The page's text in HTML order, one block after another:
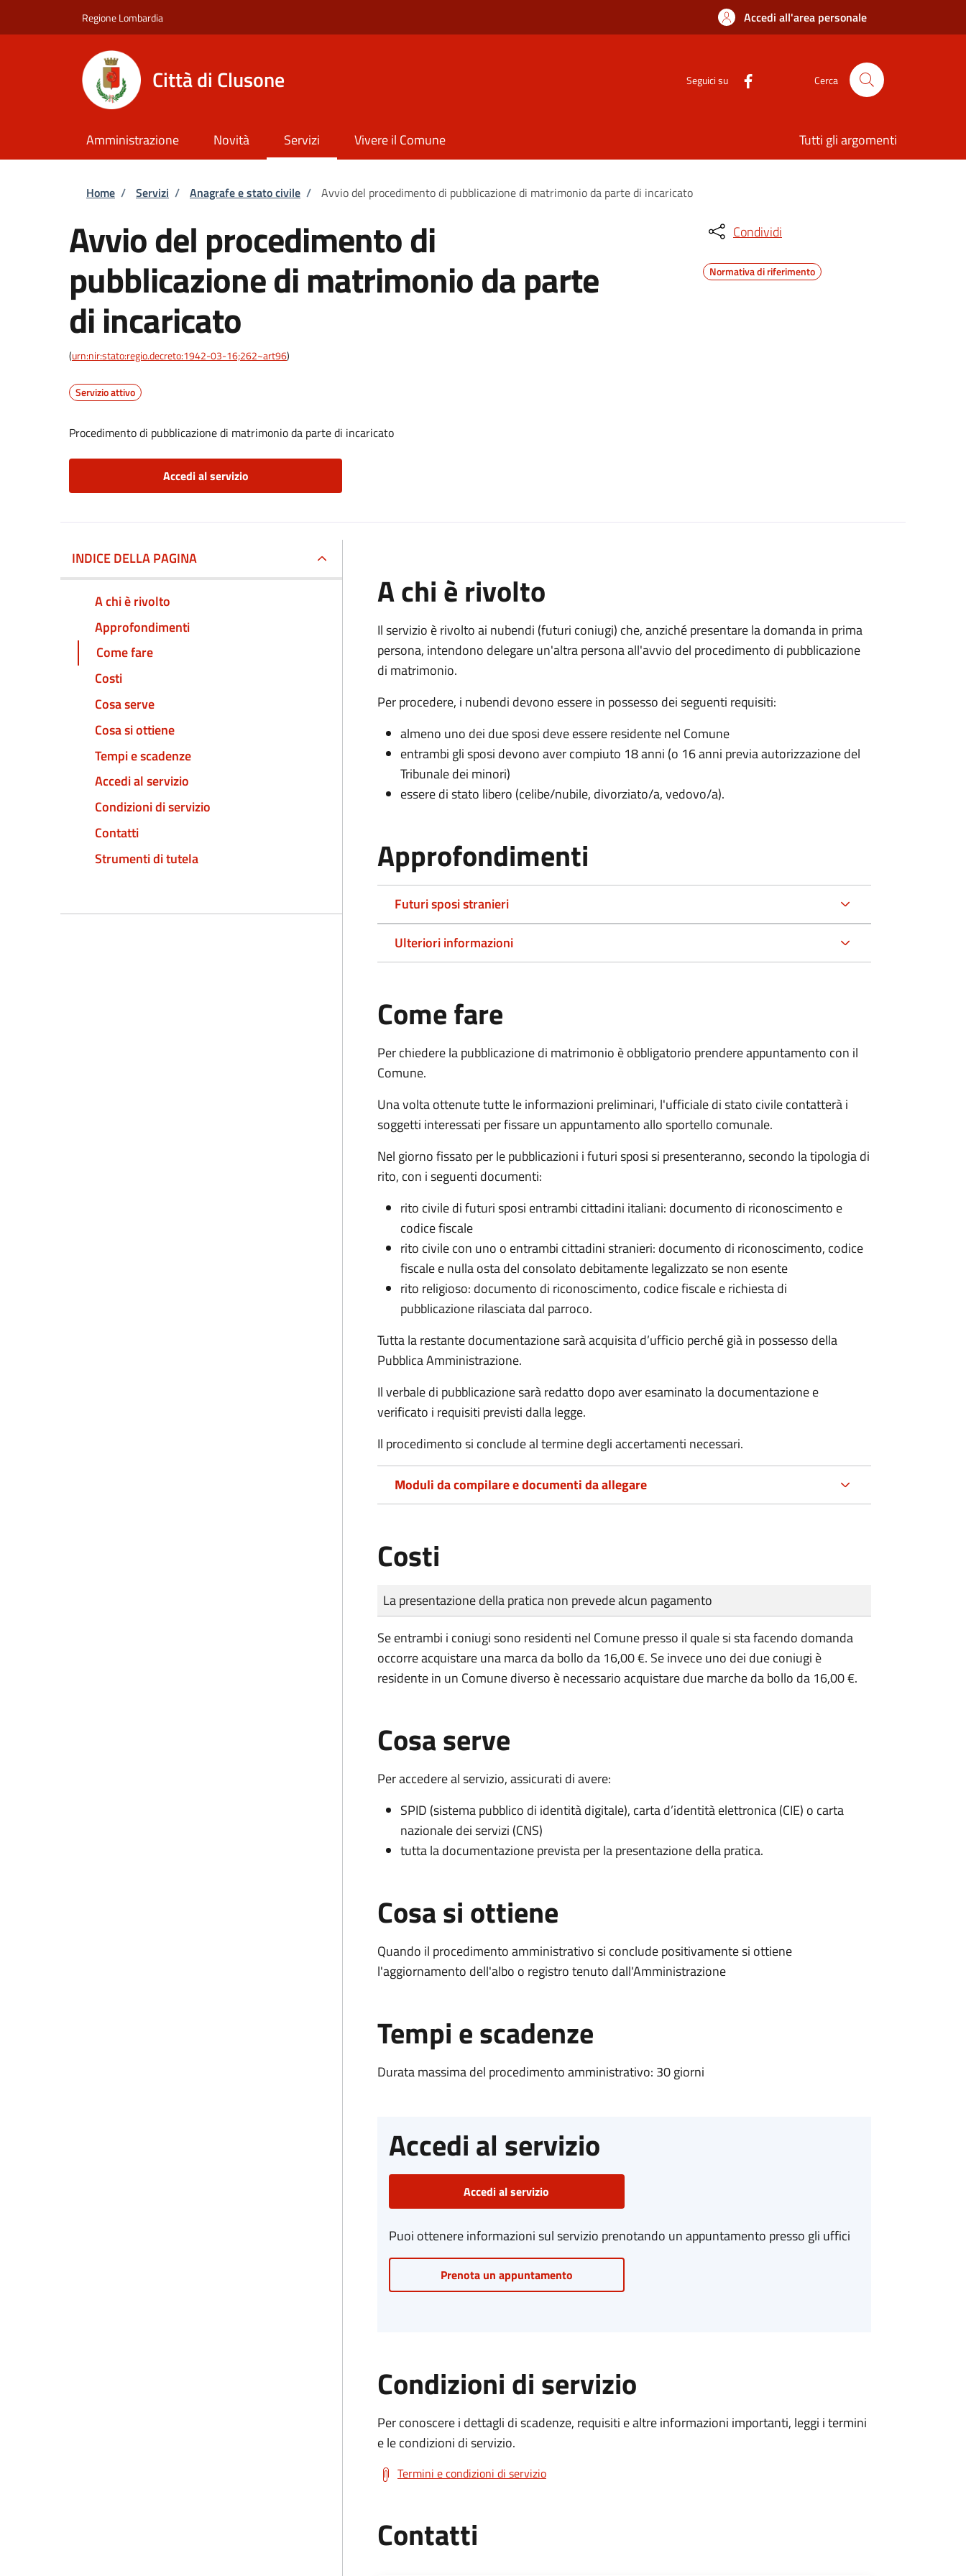
Regione Lombardia Accedi all'area personale
Città di Clusone Seguici su Cerca
Amministrazione Novità Servizi Vivere il Comune Tutti gli argomenti
Briciole di pane
Home / Servizi / Anagrafe e stato civile / Avvio del procedimento di pubblicazione di matrimonio da parte di incaricato
Avvio del procedimento di
pubblicazione di matrimonio da parte
di incaricato
(urn:nir:stato:regio.decreto:1942-03-16;262~art96)
Servizio attivo
Procedimento di pubblicazione di matrimonio da parte di incaricato
Accedi al servizio
Condividi
Normativa di riferimento
INDICE DELLA PAGINA
A chi è rivolto
Approfondimenti
Come fare
Costi
Cosa serve
Cosa si ottiene
Tempi e scadenze
Accedi al servizio
Condizioni di servizio
Contatti
Strumenti di tutela
A chi è rivolto
Il servizio è rivolto ai nubendi (futuri coniugi) che, anziché presentare la domanda in prima
persona, intendono delegare un'altra persona all'avvio del procedimento di pubblicazione
di matrimonio.
Per procedere, i nubendi devono essere in possesso dei seguenti requisiti:
almeno uno dei due sposi deve essere residente nel Comune
entrambi gli sposi devono aver compiuto 18 anni (o 16 anni previa autorizzazione del
Tribunale dei minori)
essere di stato libero (celibe/nubile, divorziato/a, vedovo/a).
Approfondimenti
Futuri sposi stranieri
Ulteriori informazioni
Come fare
Per chiedere la pubblicazione di matrimonio è obbligatorio prendere appuntamento con il
Comune.
Una volta ottenute tutte le informazioni preliminari, l'ufficiale di stato civile contatterà i
soggetti interessati per fissare un appuntamento allo sportello comunale.
Nel giorno fissato per le pubblicazioni i futuri sposi si presenteranno, secondo la tipologia di
rito, con i seguenti documenti:
rito civile di futuri sposi entrambi cittadini italiani: documento di riconoscimento e
codice fiscale
rito civile con uno o entrambi cittadini stranieri: documento di riconoscimento, codice
fiscale e nulla osta del consolato debitamente legalizzato se non esente
rito religioso: documento di riconoscimento, codice fiscale e richiesta di
pubblicazione rilasciata dal parroco.
Tutta la restante documentazione sarà acquisita d’ufficio perché già in possesso della
Pubblica Amministrazione.
Il verbale di pubblicazione sarà redatto dopo aver esaminato la documentazione e
verificato i requisiti previsti dalla legge.
Il procedimento si conclude al termine degli accertamenti necessari.
Moduli da compilare e documenti da allegare
Costi
Tipo di pagamento
Importo
La presentazione della pratica non prevede alcun pagamento
Se entrambi i coniugi sono residenti nel Comune presso il quale si sta facendo domanda
occorre acquistare una marca da bollo da 16,00 €. Se invece uno dei due coniugi è
residente in un Comune diverso è necessario acquistare due marche da bollo da 16,00 €.
Cosa serve
Per accedere al servizio, assicurati di avere:
SPID (sistema pubblico di identità digitale), carta d’identità elettronica (CIE) o carta
nazionale dei servizi (CNS)
tutta la documentazione prevista per la presentazione della pratica.
Cosa si ottiene
Quando il procedimento amministrativo si conclude positivamente si ottiene
l'aggiornamento dell'albo o registro tenuto dall'Amministrazione
Tempi e scadenze
Durata massima del procedimento amministrativo: 30 giorni
Accedi al servizio
Accedi al servizio
Puoi ottenere informazioni sul servizio prenotando un appuntamento presso gli uffici
Prenota un appuntamento
Condizioni di servizio
Per conoscere i dettagli di scadenze, requisiti e altre informazioni importanti, leggi i termini
e le condizioni di servizio.
Termini e condizioni di servizio
Contatti